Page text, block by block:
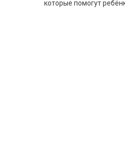
которые помогут